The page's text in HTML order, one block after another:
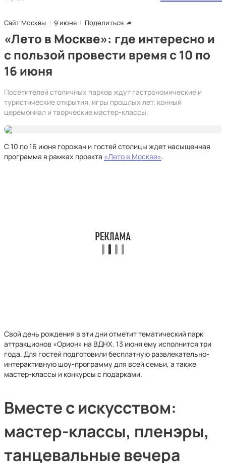
Сайт Москвы 9 июня Поделиться
«Лето в Москве»: где интересно и
с пользой провести время с 10 по
16 июня
Посетителей столичных парков ждут гастрономические и
туристические открытия, игры прошлых лет, конный
церемониал и творческие мастер-классы.
С 10 по 16 июня горожан и гостей столицы ждет насыщенная
программа в рамках проекта «Лето в Москве».
Свой день рождения в эти дни отметит тематический парк
аттракционов «Орион» на ВДНХ. 13 июня ему исполнится три
года. Для гостей подготовили бесплатную развлекательно-
интерактивную шоу-программу для всей семьи, а также
мастер-классы и конкурсы с подарками.
Вместе с искусством:
мастер-классы, пленэры,
танцевальные вечера